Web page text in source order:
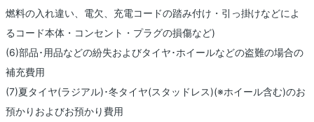
燃料の入れ違い、電欠、充電コードの踏み付け・引っ掛けなどによ
るコード本体・コンセント・プラグの損傷など)
(6)部品･用品などの紛失およびタイヤ･ホイールなどの盗難の場合の
補充費用
(7)夏タイヤ(ラジアル)･冬タイヤ(スタッドレス)(※ホイール含む)のお
預かりおよびお預かり費用